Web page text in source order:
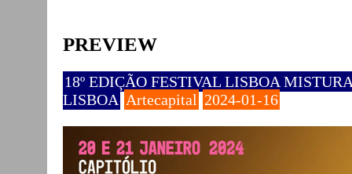
PREVIEW
18º EDIÇÃO FESTIVAL LISBOA
LISBOA Artecapital 2024-01-16